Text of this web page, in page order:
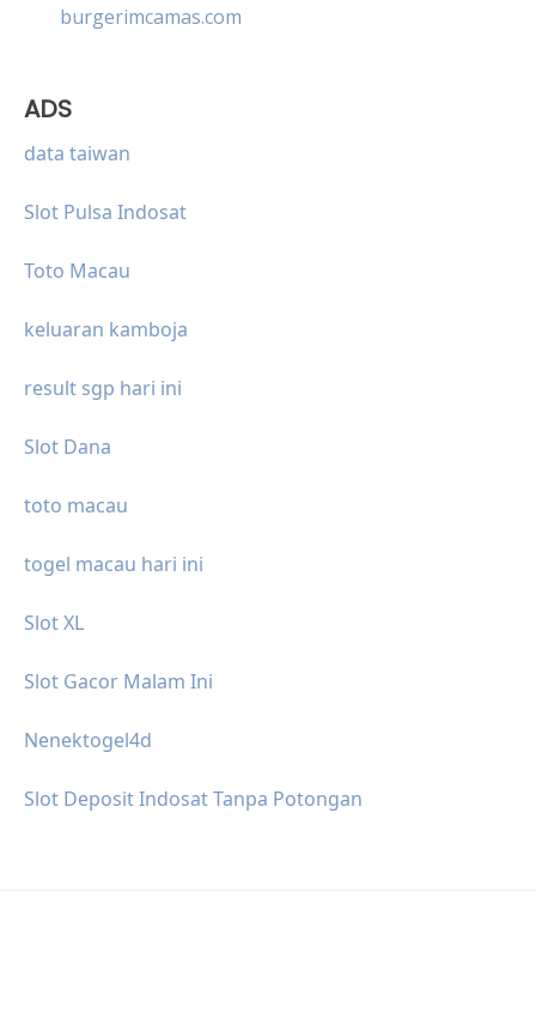
burgerimcamas.com
ADS
data taiwan
Slot Pulsa Indosat
Toto Macau
keluaran kamboja
result sgp hari ini
Slot Dana
toto macau
togel macau hari ini
Slot XL
Slot Gacor Malam Ini
Nenektogel4d
Slot Deposit Indosat Tanpa Potongan